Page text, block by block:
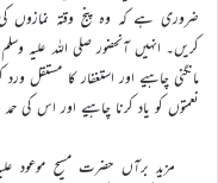
ضروری ہے کہ وہ پنج وقتہ نمازوں
کریں۔ انہیں آنحضور صلی اللہ علیہ
مانگنی چاہیے اور استغفار کا مستقل
نعمتوں کو یاد کرنا چاہیے اور اس کی
مزید برآں حضرت مسیح موعود